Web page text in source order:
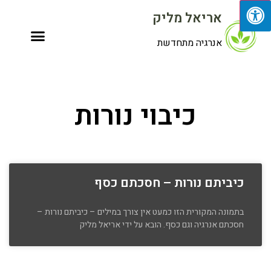
אריאל מליק
אנרגיה מתחדשת
כיבוי נורות
כיביתם נורות – חסכתם כסף
בתמונה המקורית הזו כמעט אין צורך במילים – כיביתם נורות –
חסכתם אנרגיה וגם כסף. הובא על ידי אריאל מליק